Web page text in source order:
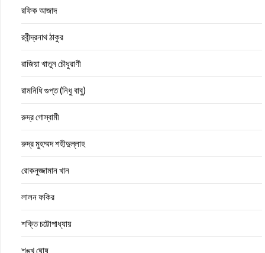
রফিক আজাদ
রবীন্দ্রনাথ ঠাকুর
রাজিয়া খাতুন চৌধুরাণী
রামনিধি গুপ্ত (নিধু বাবু)
রুদ্র গোস্বামী
রুদ্র মুহম্মদ শহীদুল্লাহ
রোকনুজ্জামান খান
লালন ফকির
শক্তি চট্টোপাধ্যায়
শঙ্খ ঘোষ